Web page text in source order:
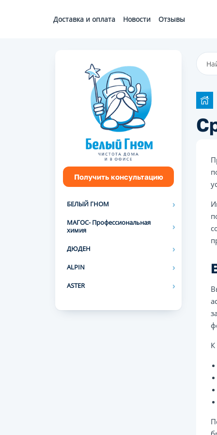
Доставка и оплата Новости Отзывы
Получить консультацию
БЕЛЫЙ ГНОМ
МАГОС- Профессиональная
химия
ДЮДЕН
ALPIN
ASTER